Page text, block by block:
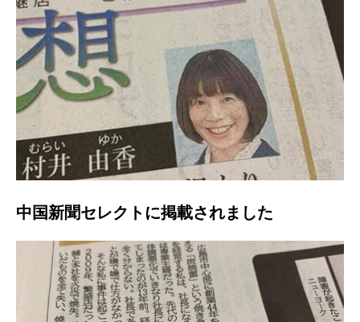
中国新聞セレクトに掲載されました